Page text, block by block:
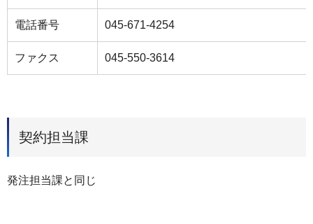
電話番号 045-671-4254
ファクス 045-550-3614
契約担当課
発注担当課と同じ